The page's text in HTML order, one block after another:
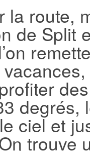
la route,
de Split
degrés,
ciel et
trouve